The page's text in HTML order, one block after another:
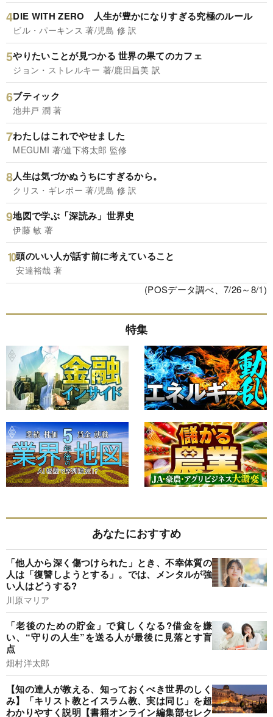
DIE WITH ZERO 人生が豊かになりすぎる究極のルール
ビル・パーキンス 著/児島 修 訳
やりたいことが見つかる 世界の果てのカフェ
ジョン・ストレルキー 著/鹿田昌美 訳
ブティック
池井戸 潤 著
わたしはこれでやせました
MEGUMI 著/道下将太郎 監修
人生は気づかぬうちにすぎるから。
クリス・ギレボー 著/児島 修 訳
地図で学ぶ「深読み」世界史
伊藤 敏 著
頭のいい人が話す前に考えていること
安達裕哉 著
(POSデータ調べ、7/26～8/1)
特集
あなたにおすすめ
「他人から深く傷つけられた」とき、不幸体質の
人は「復讐しようとする」。では、メンタルが強
い人はどうする?
川原マリア
「老後のための貯金」で貧しくなる?借金を嫌
い、“守りの人生”を送る人が最後に見落とす盲
点
畑村洋太郎
【知の達人が教える、知っておくべき世界のしく
み】「キリスト教とイスラム教、実は同じ」を超
わかりやすく説明【書籍オンライン編集部セレク